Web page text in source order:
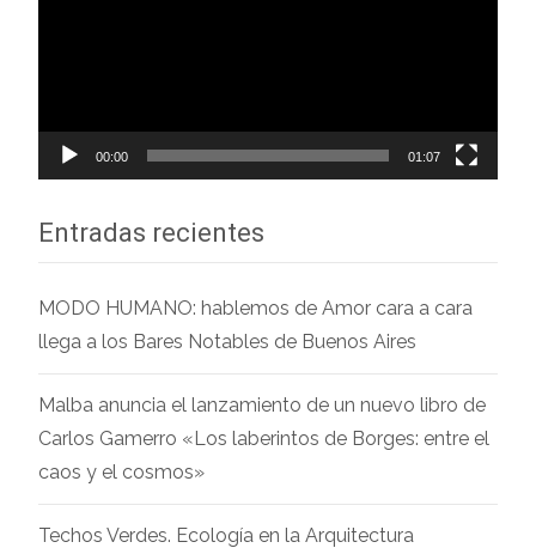
00:00 01:07
Entradas recientes
MODO HUMANO: hablemos de Amor cara a cara
llega a los Bares Notables de Buenos Aires
Malba anuncia el lanzamiento de un nuevo libro de
Carlos Gamerro «Los laberintos de Borges: entre el
caos y el cosmos»
Techos Verdes. Ecología en la Arquitectura